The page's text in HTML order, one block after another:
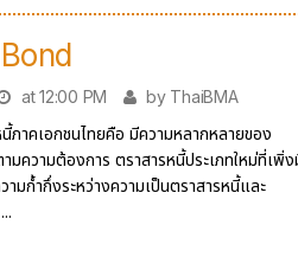
at 12:00 PM
by ThaiBMA
ภาคเอกชนไทยคือ มีความหลากหลายของ
ความต้องการ ตราสารหนี้ประเภทใหม่ที่เพิ่
มก้ำกึ่งระหว่างความเป็นตราสารหนี้และ